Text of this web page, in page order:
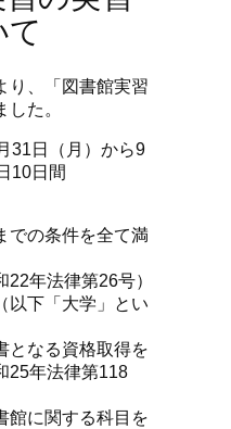
て
り、「図書館実習
た。
31日（月）から9
10日間
での条件を全て満
22年法律第26号）
以下「大学」とい
となる資格取得を
25年法律第118
館に関する科目を